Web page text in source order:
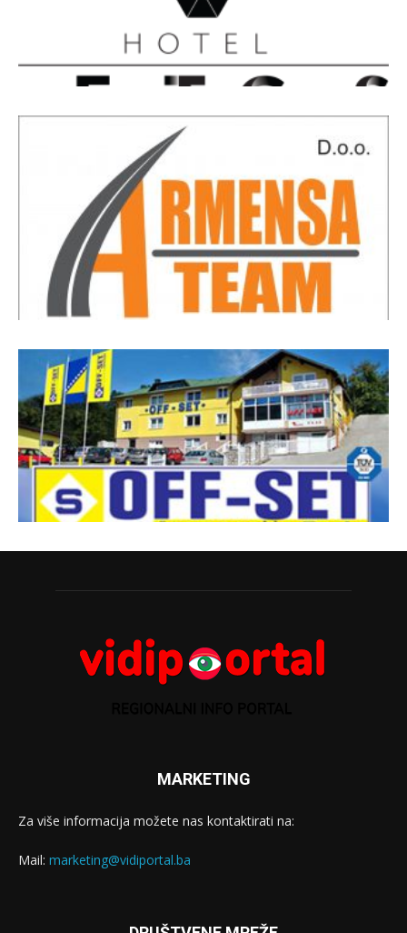
MARKETING
Za više informacija možete nas kontaktirati na:
Mail: marketing@vidiportal.ba